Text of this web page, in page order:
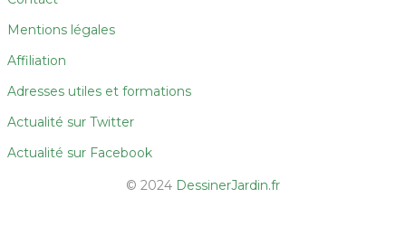
Mentions légales
Affiliation
Adresses utiles et formations
Actualité sur Twitter
Actualité sur Facebook
© 2024 DessinerJardin.fr